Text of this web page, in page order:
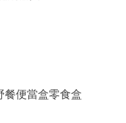
餐便當盒零食盒